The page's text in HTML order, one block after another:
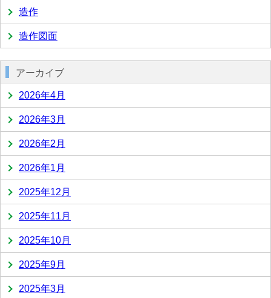
造作
造作図面
アーカイブ
2026年4月
2026年3月
2026年2月
2026年1月
2025年12月
2025年11月
2025年10月
2025年9月
2025年3月